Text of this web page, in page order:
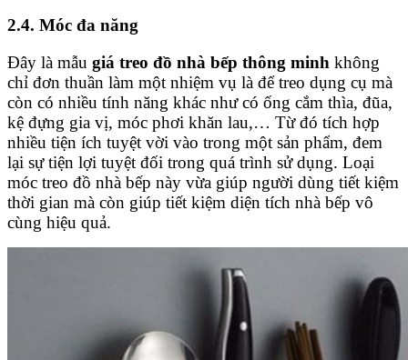
2.4. Móc đa năng
Đây là mẫu giá treo đồ nhà bếp thông minh không
chỉ đơn thuần làm một nhiệm vụ là để treo dụng cụ mà
còn có nhiều tính năng khác như có ống cắm thìa, đũa,
kệ đựng gia vị, móc phơi khăn lau,… Từ đó tích hợp
nhiều tiện ích tuyệt vời vào trong một sản phẩm, đem
lại sự tiện lợi tuyệt đối trong quá trình sử dụng. Loại
móc treo đồ nhà bếp này vừa giúp người dùng tiết kiệm
thời gian mà còn giúp tiết kiệm diện tích nhà bếp vô
cùng hiệu quả.